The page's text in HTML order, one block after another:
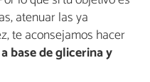
atenuar las ya
te aconsejamos hacer
base de glicerina y